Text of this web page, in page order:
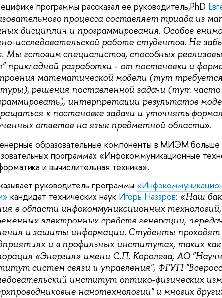
программы рассказал ее руководитель,PhD
процесса составляет триада из
дисциплин и программирования. Особое
исследовательской работе студентов. Не
Мы готовим специалистов, способных
прикладной разработки - от постановки и
математической модели (тут
решения поставленной задачи (тут
интерпретации результатов
к постановке задачи и уточнять
ответов на язык предметной области».
образовательные компоненты в МИЭМ больше
программах «Инфокоммуникационные
и вычислительная техника».
руководитель программы
кандидат технических наук Игорь Назаров: «Наш
в области инфокоммуникационных
электронных средств генерации,
и зашиты информации. Студенты проходят
и в профильных институтах, таких
«Энергия» имени С.П. Королева, АО
систем связи и управления", ФГУП
институт оптико-физических
нанотехнологии" и многих